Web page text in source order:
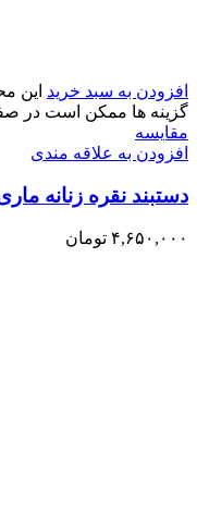
افزودن به سبد خرید این
گزینه ها ممکن است در
مقایسه
افزودن به علاقه مندی
دستبند نقره زنانه
۴,۶۵۰,۰۰۰ تومان